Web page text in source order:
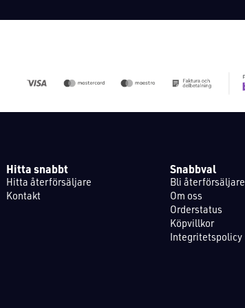
Hitta snabbt
Hitta återförsäljare
Kontakt
Snabbval
Bli återförsäljare
Om oss
Orderstatus
Köpvillkor
Integritetspolicy